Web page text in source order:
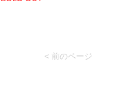
< 前のページ